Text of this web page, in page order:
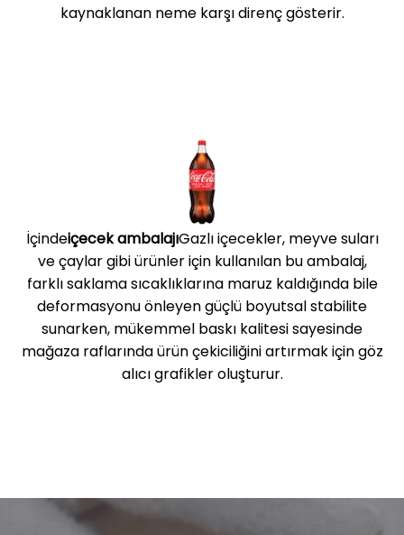
kaynaklanan neme karşı direnç gösterir.
İçindeiçecek ambalajıGazlı içecekler, meyve suları
ve çaylar gibi ürünler için kullanılan bu ambalaj,
farklı saklama sıcaklıklarına maruz kaldığında bile
deformasyonu önleyen güçlü boyutsal stabilite
sunarken, mükemmel baskı kalitesi sayesinde
mağaza raflarında ürün çekiciliğini artırmak için göz
alıcı grafikler oluşturur.